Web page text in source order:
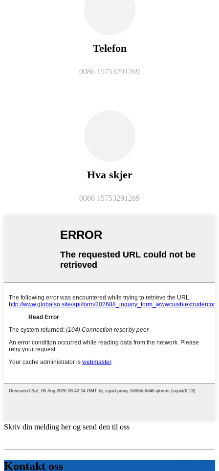
Telefon
0086 15753291269
Hva skjer
0086 15753291269
Skriv din melding her og send den til oss
Kontakt oss